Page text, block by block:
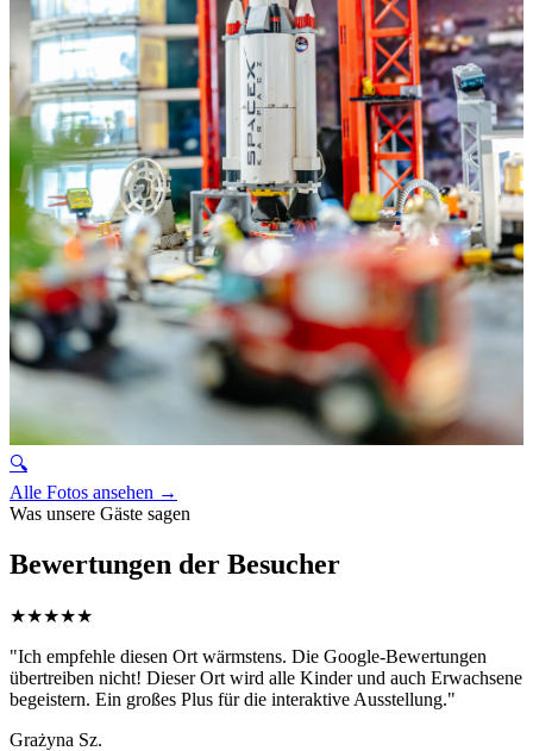
🔍
Alle Fotos ansehen →
Was unsere Gäste sagen
Bewertungen der Besucher
★★★★★
"Ich empfehle diesen Ort wärmstens. Die Google-Bewertungen
übertreiben nicht! Dieser Ort wird alle Kinder und auch Erwachsene
begeistern. Ein großes Plus für die interaktive Ausstellung."
Grażyna Sz.